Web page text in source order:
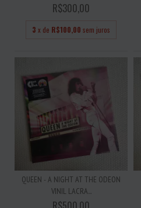
R$300,00
3 x de R$100,00 sem juros
QUEEN - A NIGHT AT THE ODEON
VINIL LACRA...